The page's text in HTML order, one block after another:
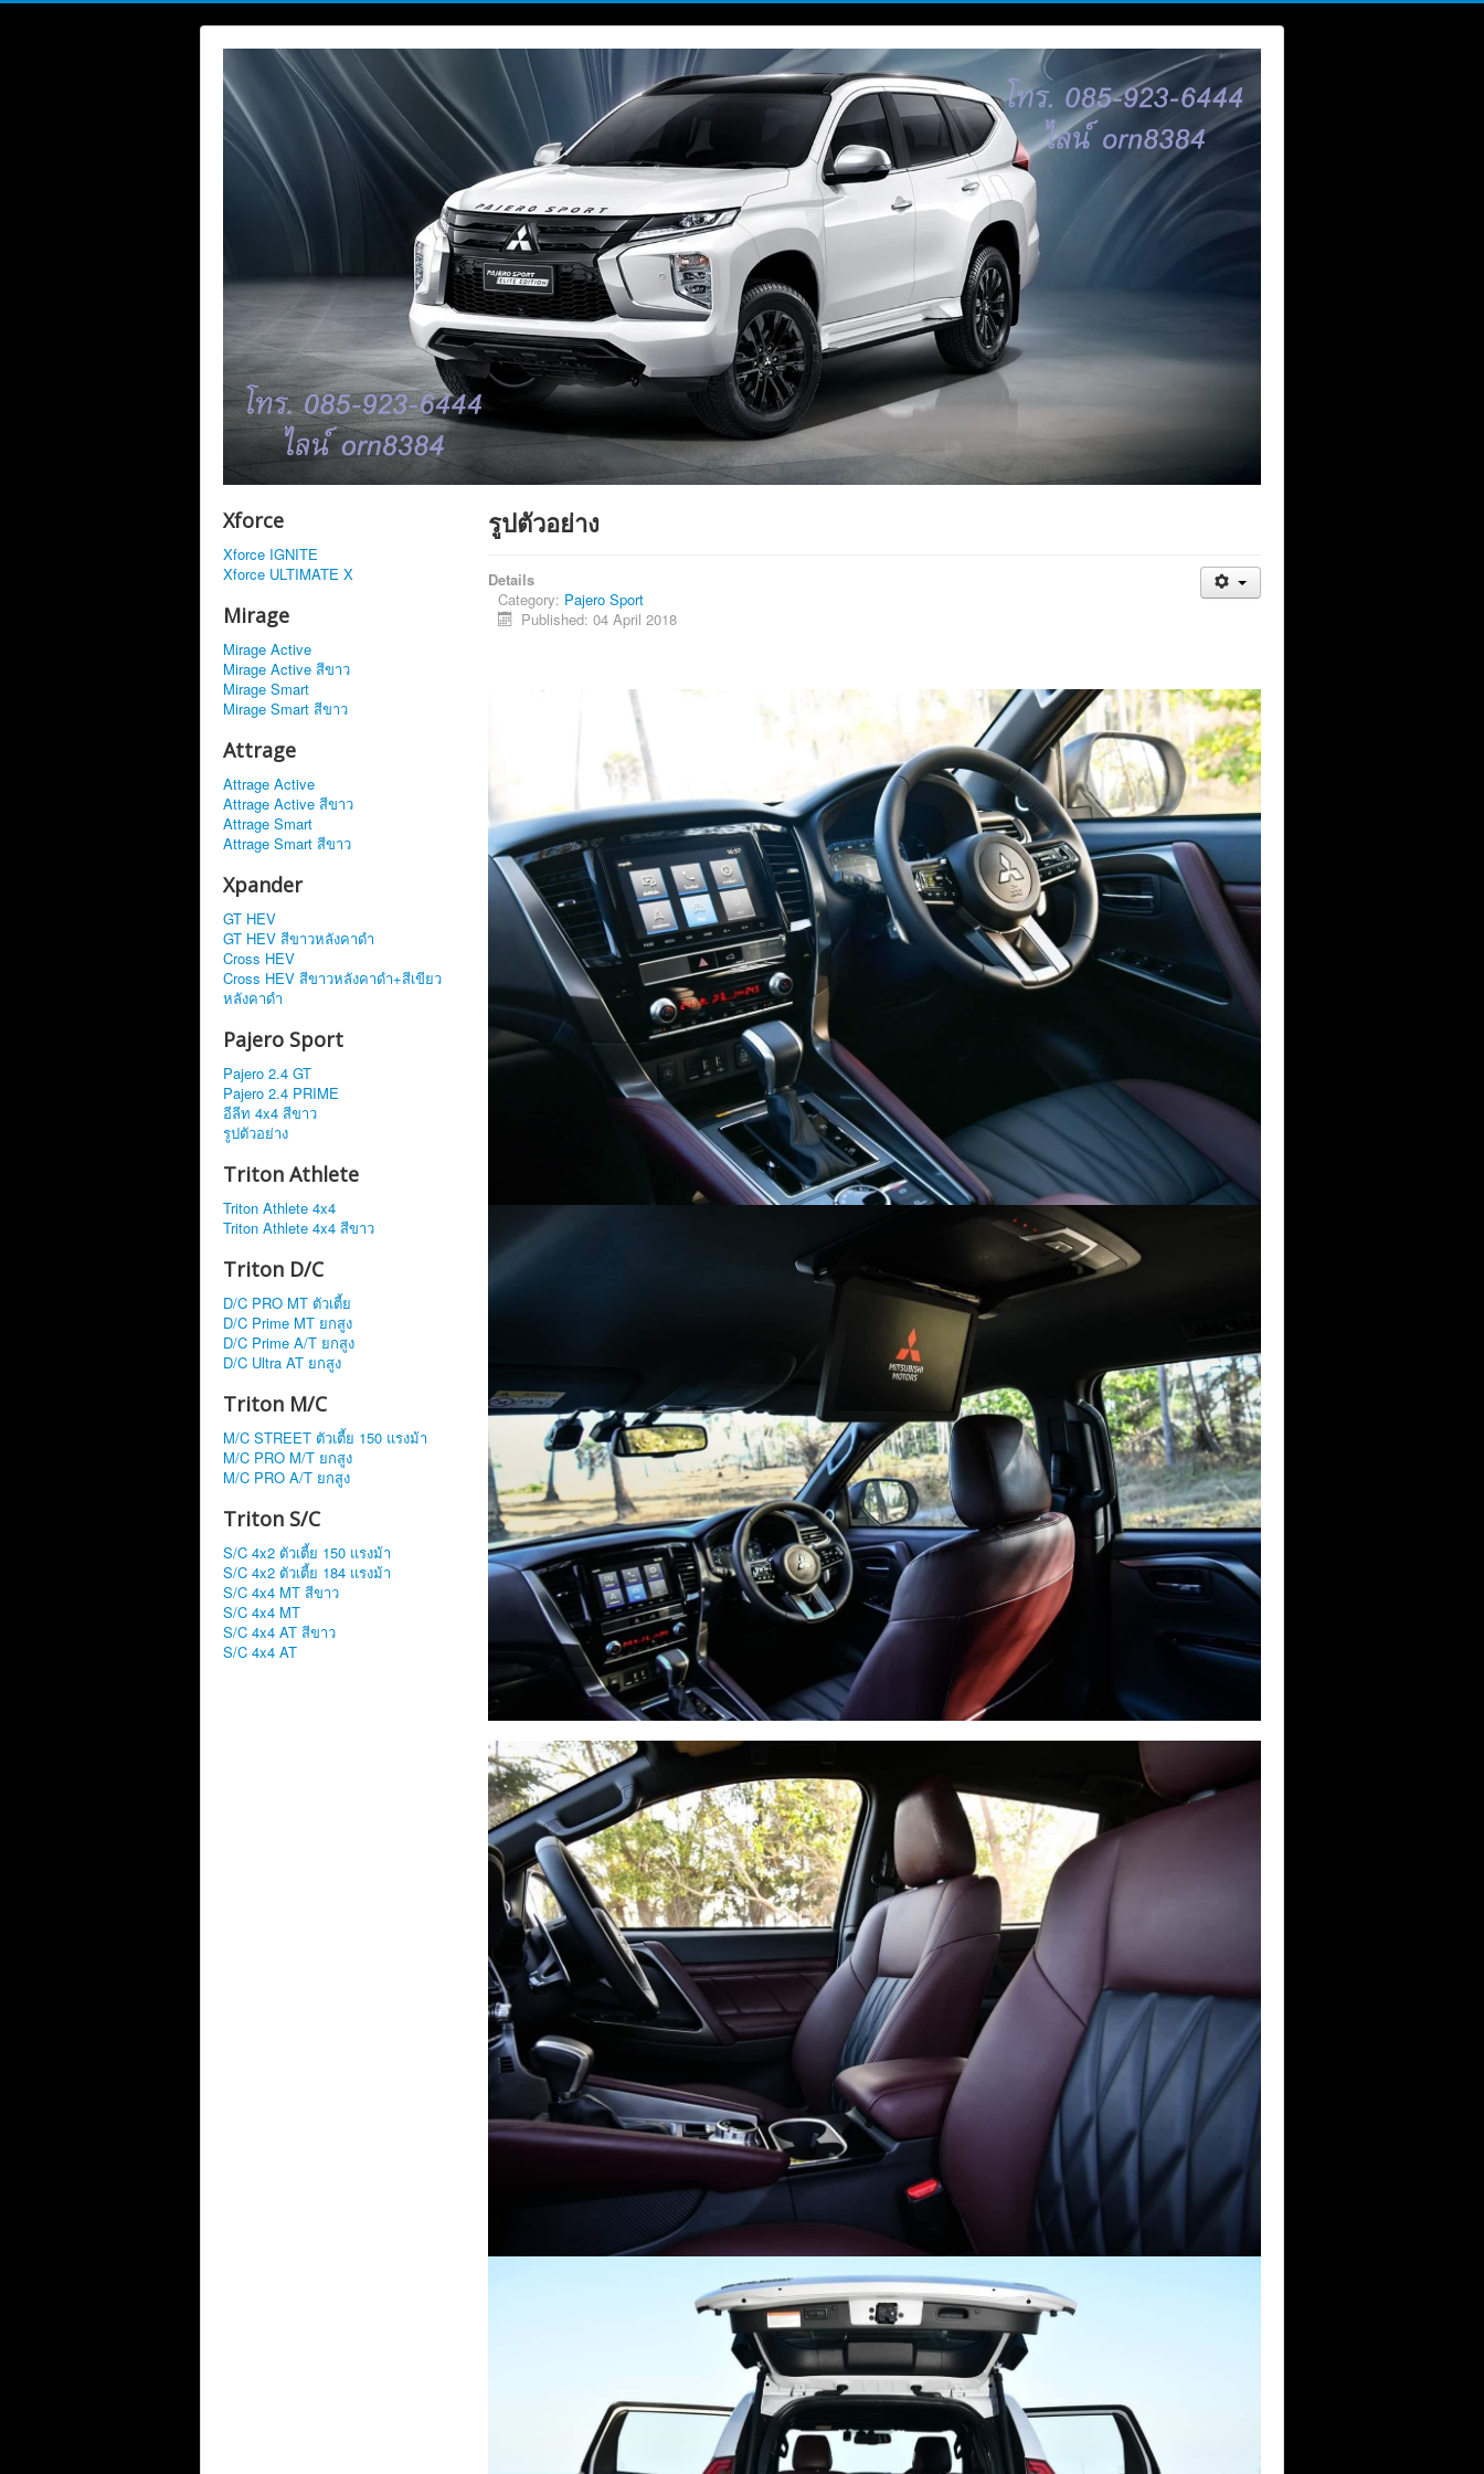
Xforce
Xforce IGNITE
Xforce ULTIMATE X
Mirage
Mirage Active
Mirage Active สีขาว
Mirage Smart
Mirage Smart สีขาว
Attrage
Attrage Active
Attrage Active สีขาว
Attrage Smart
Attrage Smart สีขาว
Xpander
GT HEV
GT HEV สีขาวหลังคาดำ
Cross HEV
Cross HEV สีขาวหลังคาดำ+สีเขียว
หลังคาดำ
Pajero Sport
Pajero 2.4 GT
Pajero 2.4 PRIME
อีลีท 4x4 สีขาว
รูปตัวอย่าง
Triton Athlete
Triton Athlete 4x4
Triton Athlete 4x4 สีขาว
Triton D/C
D/C PRO MT ตัวเตี้ย
D/C Prime MT ยกสูง
D/C Prime A/T ยกสูง
D/C Ultra AT ยกสูง
Triton M/C
M/C STREET ตัวเตี้ย 150 แรงม้า
M/C PRO M/T ยกสูง
M/C PRO A/T ยกสูง
Triton S/C
S/C 4x2 ตัวเตี้ย 150 แรงม้า
S/C 4x2 ตัวเตี้ย 184 แรงม้า
S/C 4x4 MT สีขาว
S/C 4x4 MT
S/C 4x4 AT สีขาว
S/C 4x4 AT
รูปตัวอย่าง
Details
Category: Pajero Sport
Published: 04 April 2018